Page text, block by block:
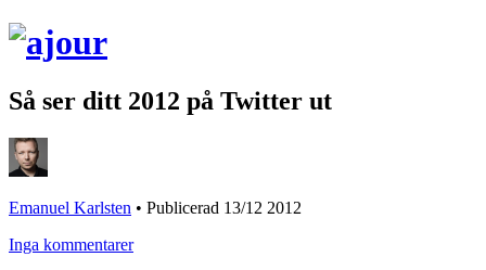
Så ser ditt 2012 på Twitter ut
Emanuel Karlsten • Publicerad 13/12 2012
Inga kommentarer